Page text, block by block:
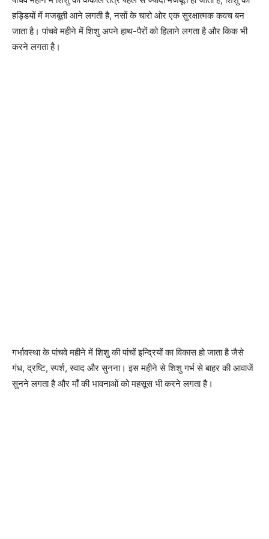
हड्डियों में मजबूती आने लगती है, नसों के चारो ओर एक सुरक्षात्मक कवच बन
जाता है। पांचवे महीने में शिशु अपने हाथ-पैरों को हिलाने लगता है और किक भी
करने लगता है।
गर्भावस्था के पांचवे महीने में शिशु की पांचों इन्द्रियों का विकास हो जाता है जैसे
गंध, द्रष्टि, स्पर्श, स्वाद और सुनना। इस महीने से शिशु गर्भ से बाहर की आवाजें
सुनने लगता है और माँ की भावनाओं को महसूस भी करने लगता है।